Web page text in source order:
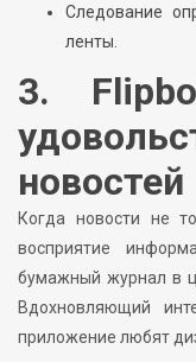
Следование
ленты.
3.
новостей
Когда новости не
восприятие
бумажный журнал в
Вдохновляющий
приложение любят